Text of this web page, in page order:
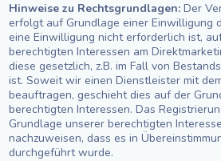
Hinweise zu Rechtsgrundlagen:Der
erfolgt auf Grundlage einer Einwilligung
eine Einwilligung nicht erforderlich ist,
berechtigten Interessen am
diese gesetzlich, z.B. im Fall von
ist. Soweit wir einen Dienstleister mit
beauftragen, geschieht dies auf der
berechtigten Interessen. Das
Grundlage unserer berechtigten
nachzuweisen, dass es in
durchgeführt wurde.